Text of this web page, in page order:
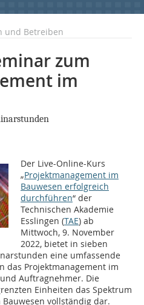
und Betreiben
zum
im
Der Live-Online-Kurs
„Projektmanagement im
Bauwesen erfolgreich
durchführen“ der
Technischen Akademie
Esslingen (TAE) ab
Mittwoch, 9. November
2022, bietet in sieben
eine umfassende
das Projektmanagement im
Auftragnehmer. Die
Einheiten das Spektrum
vollständig dar.